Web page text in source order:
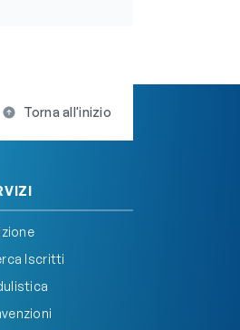
Torna all'inizio
Iscritti